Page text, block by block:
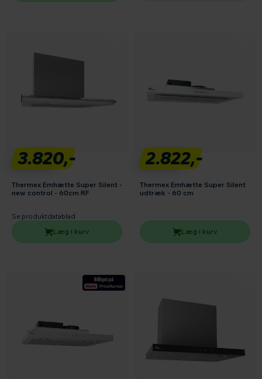
3.820,-
Thermex Emhætte Super Silent -
new control - 60cm RF
Se produktdatablad
Læg i kurv
2.822,-
Thermex Emhætte Super Silent
udtræk - 60 cm
Læg i kurv